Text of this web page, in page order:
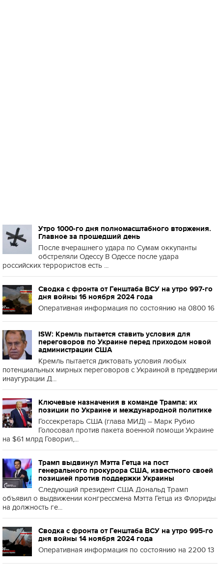
Утро 1000-го дня полномасштабного вторжения.
Главное за прошедший день
После вчерашнего удара по Сумам оккупанты
обстреляли Одессу В Одессе после удара
российских террористов есть ...
Сводка с фронта от Генштаба ВСУ на утро 997-го
дня войны 16 ноября 2024 года
Оперативная информация по состоянию на 0800 16
ISW: Кремль пытается ставить условия для
переговоров по Украине перед приходом новой
администрации США
Кремль пытается диктовать условия любых
потенциальных мирных переговоров с Украиной в преддверии
инаугурации Д...
Ключевые назначения в команде Трампа: их
позиции по Украине и международной политике
Госсекретарь США (глава МИД) – Марк Рубио
Голосовал против пакета военной помощи Украине
на $61 млрд Говорил,...
Трамп выдвинул Мэтта Гетца на пост
генерального прокурора США, известного своей
позицией против поддержки Украины
Следующий президент США Дональд Трамп
объявил о выдвижении конгрессмена Мэтта Гетца из Флориды
на должность ге...
Сводка с фронта от Генштаба ВСУ на утро 995-го
дня войны 14 ноября 2024 года
Оперативная информация по состоянию на 2200 13